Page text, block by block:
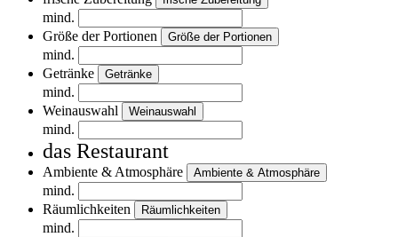
mind.
Größe der Portionen
Größe der Portionen
mind.
Getränke
Getränke
mind.
Weinauswahl
Weinauswahl
mind.
das Restaurant
Ambiente & Atmosphäre Ambiente & Atmosphäre
mind.
Räumlichkeiten
Räumlichkeiten
mind.